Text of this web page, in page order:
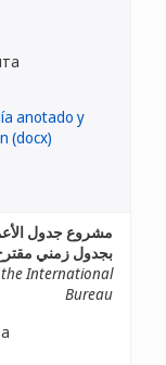
مشروع جدول
بجدول زمني
International
Bureau